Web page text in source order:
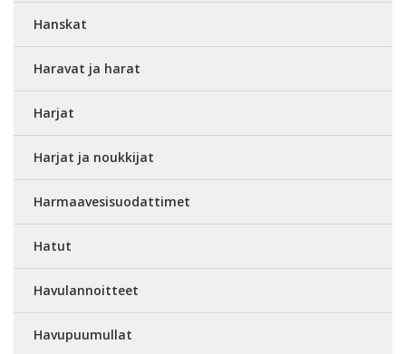
Hanskat
Haravat ja harat
Harjat
Harjat ja noukkijat
Harmaavesisuodattimet
Hatut
Havulannoitteet
Havupuumullat